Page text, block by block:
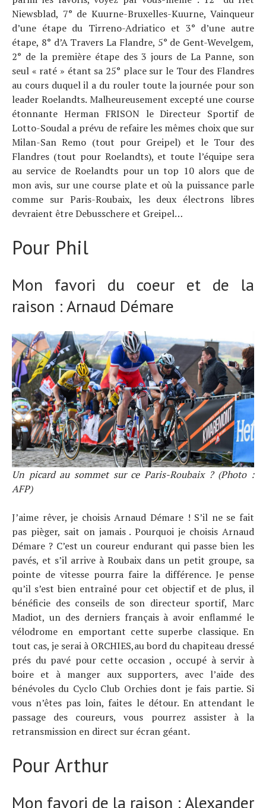
Niewsblad, 7° de Kuurne-Bruxelles-Kuurne, Vainqueur
d’une étape du Tirreno-Adriatico et 3° d’une autre
étape, 8° d’A Travers La Flandre, 5° de Gent-Wevelgem,
2° de la première étape des 3 jours de La Panne, son
seul « raté » étant sa 25° place sur le Tour des Flandres
au cours duquel il a du rouler toute la journée pour son
leader Roelandts. Malheureusement excepté une course
étonnante Herman FRISON le Directeur Sportif de
Lotto-Soudal a prévu de refaire les mêmes choix que sur
Milan-San Remo (tout pour Greipel) et le Tour des
Flandres (tout pour Roelandts), et toute l’équipe sera
au service de Roelandts pour un top 10 alors que de
mon avis, sur une course plate et où la puissance parle
comme sur Paris-Roubaix, les deux électrons libres
devraient être Debusschere et Greipel…
Pour Phil
Mon favori du coeur et de la
raison : Arnaud Démare
Un picard au sommet sur ce Paris-Roubaix ? (Photo :
AFP)
J’aime rêver, je choisis Arnaud Démare ! S’il ne se fait
pas pièger, sait on jamais . Pourquoi je choisis Arnaud
Démare ? C’est un coureur endurant qui passe bien les
pavés, et s’il arrive à Roubaix dans un petit groupe, sa
pointe de vitesse pourra faire la différence. Je pense
qu’il s’est bien entraîné pour cet objectif et de plus, il
bénéficie des conseils de son directeur sportif, Marc
Madiot, un des derniers français à avoir enflammé le
vélodrome en emportant cette superbe classique. En
tout cas, je serai à ORCHIES,au bord du chapiteau dressé
prés du pavé pour cette occasion , occupé à servir à
boire et à manger aux supporters, avec l’aide des
bénévoles du Cyclo Club Orchies dont je fais partie. Si
vous n’êtes pas loin, faites le détour. En attendant le
passage des coureurs, vous pourrez assister à la
retransmission en direct sur écran géant.
Pour Arthur
Mon favori de la raison : Alexander